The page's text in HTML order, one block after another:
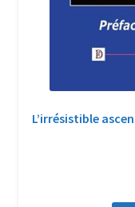
L’irrésistible